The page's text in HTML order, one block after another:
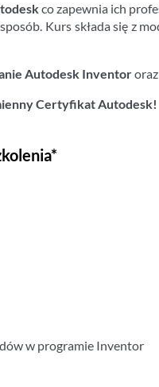
co zapewnia ich
Kurs składa się z
Autodesk Inventor
Certyfikat Autodesk!
w programie Inventor